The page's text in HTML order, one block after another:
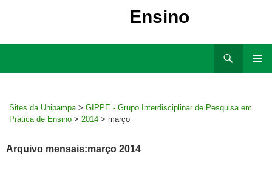
Ensino
Sites da Unipampa > GIPPE - Grupo Interdisciplinar de Pesquisa em
Prática de Ensino > 2014 > março
Arquivo mensais:março 2014